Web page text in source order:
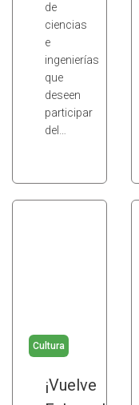
de
ciencias
e
ingenierías
que
deseen
participar
del…
Cultura
¡Vuelve